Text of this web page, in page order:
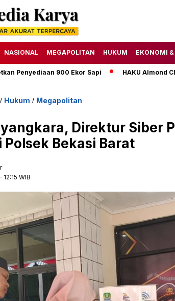
NASIONAL MEGAPOLITAN HUKUM EKONOMI
900 Ekor Sapi HAKU Almond Classic
/ Hukum / Megapolitan
Direktur Siber
Polsek Bekasi Barat
- 12:15 WIB